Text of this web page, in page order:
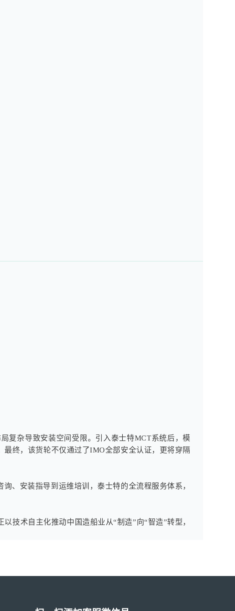
复杂导致安装空间受限。引入泰士特MCT系统后，模
终，该货轮不仅通过了IMO全部安全认证，更将穿隔
、安装指导到运维培训，泰士特的全流程服务体系，
技术自主化推动中国造船业从“制造”向“智造”转型，